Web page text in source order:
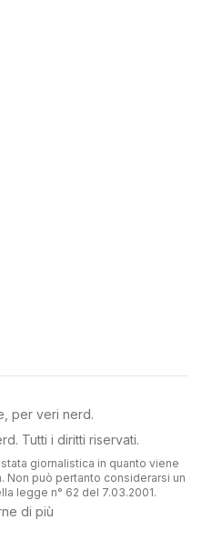
per veri nerd.
. Tutti i diritti riservati.
giornalistica in quanto viene
Non può pertanto considerarsi un
legge n° 62 del 7.03.2001.
di più